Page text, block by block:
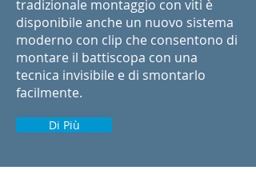
tradizionale montaggio con viti è
disponibile anche un nuovo sistema
moderno con clip che consentono di
montare il battiscopa con una
tecnica invisibile e di smontarlo
facilmente.
Di Più